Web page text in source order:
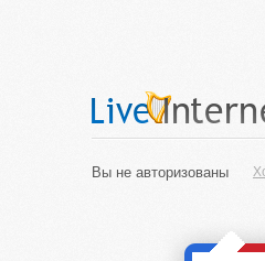
Вы не авторизованы